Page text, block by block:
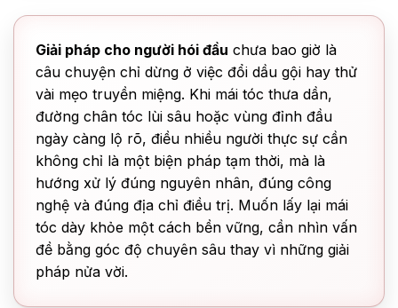
Giải pháp cho người hói đầu chưa bao giờ là
câu chuyện chỉ dừng ở việc đổi dầu gội hay thử
vài mẹo truyền miệng. Khi mái tóc thưa dần,
đường chân tóc lùi sâu hoặc vùng đỉnh đầu
ngày càng lộ rõ, điều nhiều người thực sự cần
không chỉ là một biện pháp tạm thời, mà là
hướng xử lý đúng nguyên nhân, đúng công
nghệ và đúng địa chỉ điều trị. Muốn lấy lại mái
tóc dày khỏe một cách bền vững, cần nhìn vấn
đề bằng góc độ chuyên sâu thay vì những giải
pháp nửa vời.